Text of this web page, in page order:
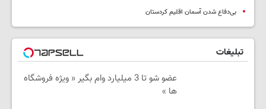
بی‌دفاع شدن آسمان اقلیم کردستان
تبلیغات
عضو شو تا 3 میلیارد وام بگیر « ویژه فروشگاه
ها »